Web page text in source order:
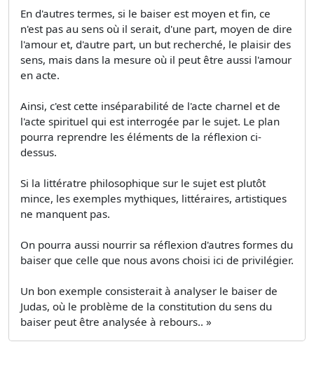
En d'autres termes, si le baiser est moyen et fin, ce
n'est pas au sens où il serait, d'une part, moyen de dire
l'amour et, d'autre part, un but recherché, le plaisir des
sens, mais dans la mesure où il peut être aussi l'amour
en acte.
Ainsi, c'est cette inséparabilité de l'acte charnel et de
l'acte spirituel qui est interrogée par le sujet. Le plan
pourra reprendre les éléments de la réflexion ci-
dessus.
Si la littératre philosophique sur le sujet est plutôt
mince, les exemples mythiques, littéraires, artistiques
ne manquent pas.
On pourra aussi nourrir sa réflexion d'autres formes du
baiser que celle que nous avons choisi ici de privilégier.
Un bon exemple consisterait à analyser le baiser de
Judas, où le problème de la constitution du sens du
baiser peut être analysée à rebours.. »